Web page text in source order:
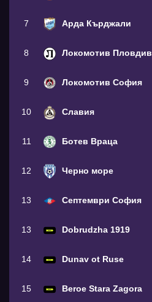
7 Арда Кърджали
8 Локомотив Пловдив
9 Локомотив София
10 Славия
11 Ботев Враца
12 Черно море
13 Септември София
13 Dobrudzha 1919
14 Dunav ot Ruse
15 Beroe Stara Zagora